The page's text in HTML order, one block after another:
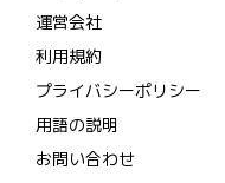
運営会社
利用規約
プライバシーポリシー
用語の説明
お問い合わせ